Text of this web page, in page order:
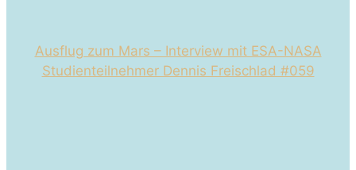
Ausflug zum Mars – Interview mit ESA-NASA
Studienteilnehmer Dennis Freischlad #059